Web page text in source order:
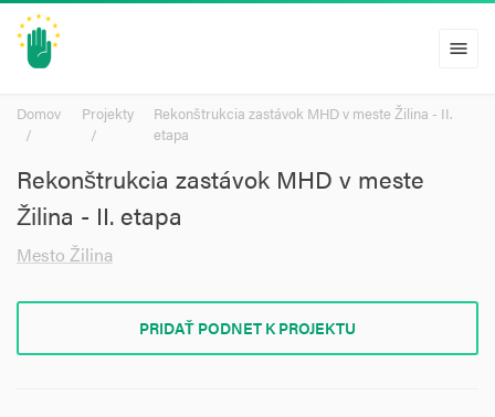
menu
Domov Projekty
Rekonštrukcia zastávok MHD v meste Žilina - II.
etapa
Rekonštrukcia zastávok MHD v meste
Žilina - II. etapa
Mesto Žilina
PRIDAŤ PODNET K PROJEKTU